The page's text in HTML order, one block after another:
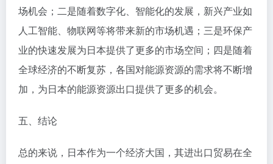
场机会；二是随着数字化、智能化的发展，新兴产业如
人工智能、物联网等将带来新的市场机遇；三是环保产
业的快速发展为日本提供了更多的市场空间；四是随着
全球经济的不断复苏，各国对能源资源的需求将不断增
加，为日本的能源资源出口提供了更多的机会。
五、结论
总的来说，日本作为一个经济大国，其进出口贸易在全